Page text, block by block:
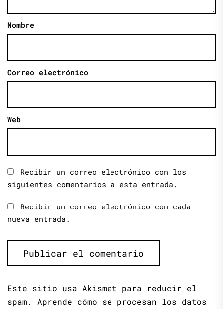
Nombre
Correo electrónico
Web
Recibir un correo electrónico con los
siguientes comentarios a esta entrada.
Recibir un correo electrónico con cada
nueva entrada.
Este sitio usa Akismet para reducir el
spam. Aprende cómo se procesan los datos